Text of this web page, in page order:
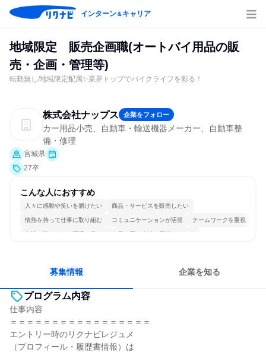
インターン＆キャリア
地域限定 販売企画職(オートバイ用品の販
売・企画・管理等)
転勤無し/地域限定配属✨業界トップでバイクライフを彩る！
株式会社ナップス 企業をフォロー
カー用品小売、自動車・輸送機器メーカー、自動車整
備・修理
宮城県
27卒
こんな人におすすめ
人々に感動や笑いを届けたい 商品・サービスを販売したい
情熱を持って仕事に取り組む コミュニケーションが活発 チームワークを重視
女性が働きやすい環境で働ける 長く同じ会社に居続けられる
募集情報 企業を知る
プログラム内容
仕事内容
＝＝＝＝＝＝＝＝＝＝＝＝＝＝＝＝＝
エントリー時のリクナビレジュメ
（プロフィール・履歴書情報）は